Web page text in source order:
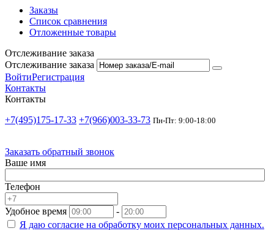
Заказы
Список сравнения
Отложенные товары
Отслеживание заказа
Отслеживание заказа
ВойтиРегистрация
Контакты
Контакты
+7(495)175-17-33 +7(966)003-33-73 Пн-Пт: 9:00-18:00
Заказать обратный звонок
Ваше имя
Телефон
Удобное время
-
Я даю согласие на обработку моих персональных данных.